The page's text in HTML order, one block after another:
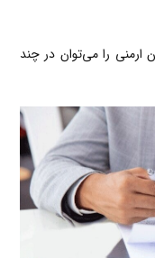
ارمنی را می‌توان در چند